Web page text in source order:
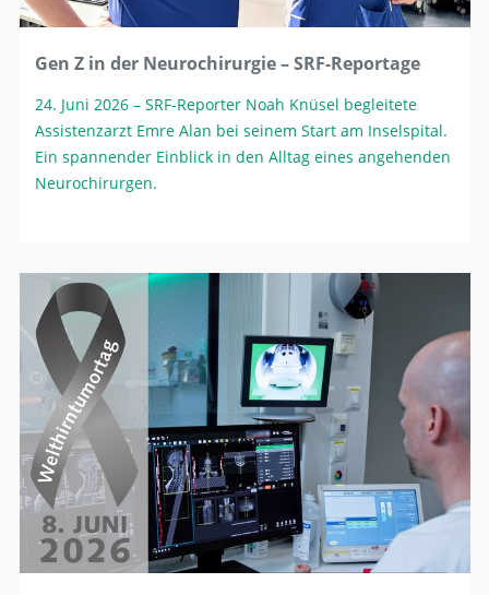
Gen Z in der Neurochirurgie – SRF-Reportage
24. Juni 2026 – SRF-Reporter Noah Knüsel begleitete
Assistenzarzt Emre Alan bei seinem Start am Inselspital.
Ein spannender Einblick in den Alltag eines angehenden
Neurochirurgen.